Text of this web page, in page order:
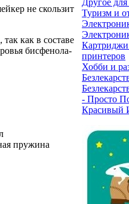
не скользит
как в составе
бисфенола-
пружина
Другое
Туризм и
Картриджи
принтеров
Хобби и
- Просто
Красивый